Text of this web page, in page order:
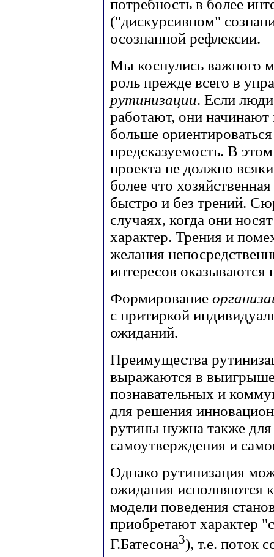
потребность в более
("дискурсивном"
осознанной рефлексии.
Мы коснулись важного
роль прежде всего в
рутинизации. Если
работают, они
больше
предсказуемость. В
проекта не должно
более что
быстро и без трений.
случаях, когда они
характер. Трения и
желания
интересов
Формирование
с притиркой
ожиданий.
Преимущества
выражаются в
познавательных и
для решения
рутины нужна также
самоутверждения и
Однако рутинизация
ожидания исполняются
модели поведения
приобретают характер
Г.Батесона3), т.е. поток